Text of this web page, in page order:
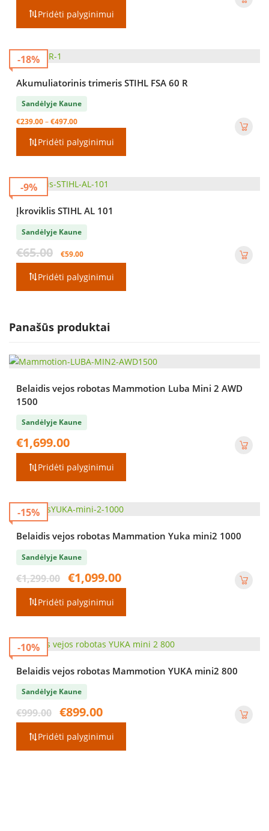
Pridėti palyginimui
-18%
Akumuliatorinis trimeris STIHL FSA 60 R
Sandėlyje Kaune
€239.00–€497.00Price
€239.00
through
Pridėti palyginimui
-9%
Įkroviklis STIHL AL 101
Sandėlyje Kaune
€65.00
price
was:
€65.00.
€59.00
is:
€59.00.
Pridėti palyginimui
Panašūs produktai
Belaidis vejos robotas Mammotion Luba Mini 2 AWD
1500
Sandėlyje Kaune
€1,699.00
Pridėti palyginimui
-15%
Belaidis vejos robotas Mammation Yuka mini2 1000
Sandėlyje Kaune
€1,299.00
Original
price
was:
€1,299.00.
€1,099.00
Pridėti palyginimui
-10%
Belaidis vejos robotas Mammotion YUKA mini2 800
Sandėlyje Kaune
€999.00
Original
price
was:
€999.00.
€899.00
€899.00.
Pridėti palyginimui